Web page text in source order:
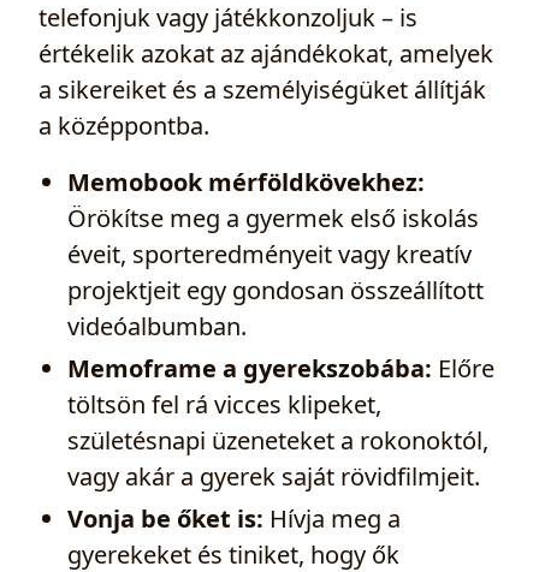
telefonjuk vagy játékkonzoljuk – is
értékelik azokat az ajándékokat, amelyek
a sikereiket és a személyiségüket állítják
a középpontba.
Memobook mérföldkövekhez:
Örökítse meg a gyermek első iskolás
éveit, sporteredményeit vagy kreatív
projektjeit egy gondosan összeállított
videóalbumban.
Memoframe a gyerekszobába: Előre
töltsön fel rá vicces klipeket,
születésnapi üzeneteket a rokonoktól,
vagy akár a gyerek saját rövidfilmjeit.
Vonja be őket is: Hívja meg a
gyerekeket és tiniket, hogy ők